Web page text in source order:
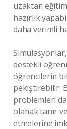
uzaktan
hazırlık
daha verimli
destekli
öğrencilerin
pekiştirebilir.
problemleri
olanak tanır
etmelerine